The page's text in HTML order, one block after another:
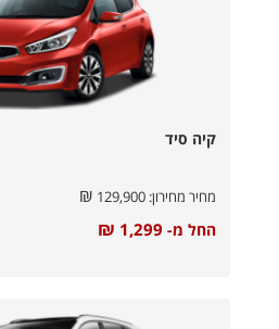
קיה סיד
מחיר מחירון: ₪
החל מ- ₪